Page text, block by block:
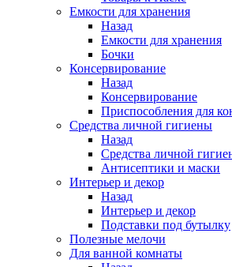
Емкости для хранения
Назад
Емкости для хранения
Бочки
Консервирование
Назад
Консервирование
Приспособления для
Средства личной гигиены
Назад
Средства личной
Антисептики и маски
Интерьер и декор
Назад
Интерьер и декор
Подставки под бутылку
Полезные мелочи
Для ванной комнаты